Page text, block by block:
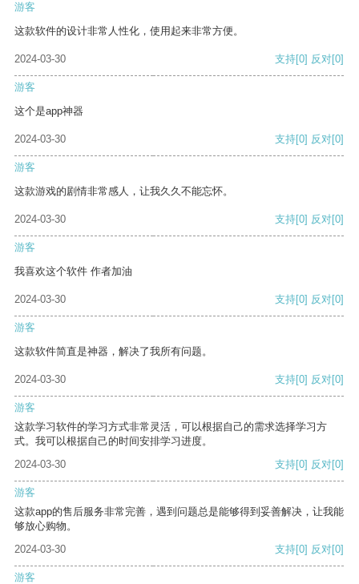
游客
这款软件的设计非常人性化，使用起来非常方便。
2024-03-30 支持[0] 反对[0]
游客
这个是app神器
2024-03-30 支持[0] 反对[0]
游客
这款游戏的剧情非常感人，让我久久不能忘怀。
2024-03-30 支持[0] 反对[0]
游客
我喜欢这个软件 作者加油
2024-03-30 支持[0] 反对[0]
游客
这款软件简直是神器，解决了我所有问题。
2024-03-30 支持[0] 反对[0]
游客
这款学习软件的学习方式非常灵活，可以根据自己的需求选择学习方
式。我可以根据自己的时间安排学习进度。
2024-03-30
支持[0] 反对[0]
游客
这款app的售后服务非常完善，遇到问题总是能够得到妥善解决，让我能
够放心购物。
2024-03-30
支持[0] 反对[0]
游客